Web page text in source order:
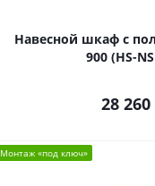
Навесной шкаф с
900 (HS-
28 260
Монтаж «под ключ»